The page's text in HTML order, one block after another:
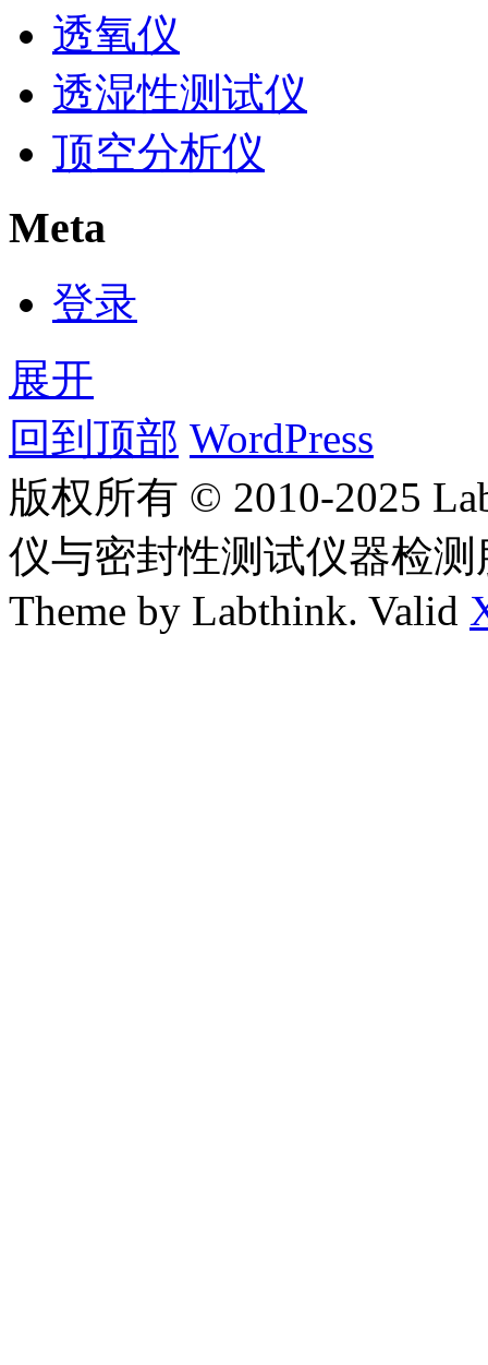
透氧仪
透湿性测试仪
顶空分析仪
Meta
登录
展开
回到顶部 WordPress
版权所有 © 2010-2025
仪与密封性测试仪器检
Theme by Labthink. Valid